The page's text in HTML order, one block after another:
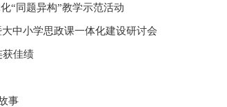
“同题异构”教学示范活动
中小学思政课一体化建设研讨会
获佳绩
事